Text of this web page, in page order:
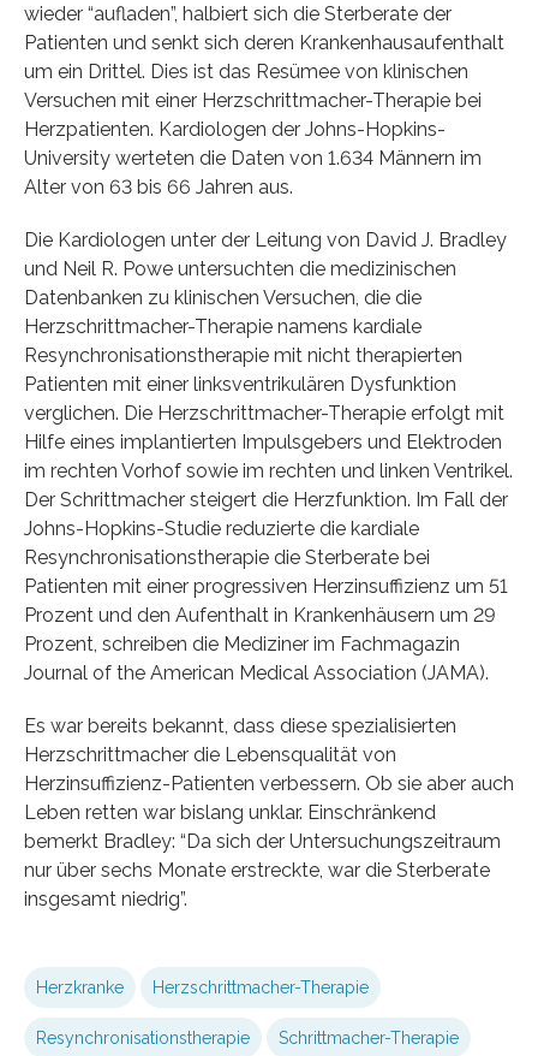
wieder “aufladen”, halbiert sich die Sterberate der
Patienten und senkt sich deren Krankenhausaufenthalt
um ein Drittel. Dies ist das Resümee von klinischen
Versuchen mit einer Herzschrittmacher-Therapie bei
Herzpatienten. Kardiologen der Johns-Hopkins-
University werteten die Daten von 1.634 Männern im
Alter von 63 bis 66 Jahren aus.
Die Kardiologen unter der Leitung von David J. Bradley
und Neil R. Powe untersuchten die medizinischen
Datenbanken zu klinischen Versuchen, die die
Herzschrittmacher-Therapie namens kardiale
Resynchronisationstherapie mit nicht therapierten
Patienten mit einer linksventrikulären Dysfunktion
verglichen. Die Herzschrittmacher-Therapie erfolgt mit
Hilfe eines implantierten Impulsgebers und Elektroden
im rechten Vorhof sowie im rechten und linken Ventrikel.
Der Schrittmacher steigert die Herzfunktion. Im Fall der
Johns-Hopkins-Studie reduzierte die kardiale
Resynchronisationstherapie die Sterberate bei
Patienten mit einer progressiven Herzinsuffizienz um 51
Prozent und den Aufenthalt in Krankenhäusern um 29
Prozent, schreiben die Mediziner im Fachmagazin
Journal of the American Medical Association (JAMA).
Es war bereits bekannt, dass diese spezialisierten
Herzschrittmacher die Lebensqualität von
Herzinsuffizienz-Patienten verbessern. Ob sie aber auch
Leben retten war bislang unklar. Einschränkend
bemerkt Bradley: “Da sich der Untersuchungszeitraum
nur über sechs Monate erstreckte, war die Sterberate
insgesamt niedrig”.
Herzkranke Herzschrittmacher-Therapie
Resynchronisationstherapie Schrittmacher-Therapie